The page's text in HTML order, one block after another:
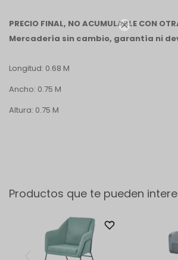

PRECIO FINAL, NO ACUMULABLE CON
Mercadería sin cambio, garantía ni
Longitud: 0.68 M
Ancho: 0.75 M
Altura: 0.75 M
Productos que te pueden